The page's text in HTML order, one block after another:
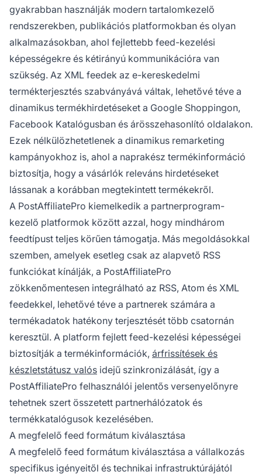
gyakrabban használják modern tartalomkezelő
rendszerekben, publikációs platformokban és olyan
alkalmazásokban, ahol fejlettebb feed-kezelési
képességekre és kétirányú kommunikációra van
szükség. Az XML feedek az e-kereskedelmi
termékterjesztés szabványává váltak, lehetővé téve a
dinamikus termékhirdetéseket a Google Shoppingon,
Facebook Katalógusban és árösszehasonlító oldalakon.
Ezek nélkülözhetetlenek a dinamikus remarketing
kampányokhoz is, ahol a naprakész termékinformáció
biztosítja, hogy a vásárlók releváns hirdetéseket
lássanak a korábban megtekintett termékekről.
A PostAffiliatePro kiemelkedik a partnerprogram-
kezelő platformok között azzal, hogy mindhárom
feedtípust teljes körűen támogatja. Más megoldásokkal
szemben, amelyek esetleg csak az alapvető RSS
funkciókat kínálják, a PostAffiliatePro
zökkenőmentesen integrálható az RSS, Atom és XML
feedekkel, lehetővé téve a partnerek számára a
termékadatok hatékony terjesztését több csatornán
keresztül. A platform fejlett feed-kezelési képességei
biztosítják a termékinformációk, árfrissítések és
készletstátusz valós idejű szinkronizálását, így a
PostAffiliatePro felhasználói jelentős versenyelőnyre
tehetnek szert összetett partnerhálózatok és
termékkatalógusok kezelésében.
A megfelelő feed formátum kiválasztása
A megfelelő feed formátum kiválasztása a vállalkozás
specifikus igényeitől és technikai infrastruktúrájától